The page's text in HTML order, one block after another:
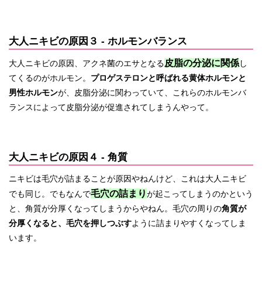
大人ニキビの原因３ - ホルモンバランス
大人ニキビの原因、アクネ菌のエサとなる皮脂の分泌に関係し
てくるのがホルモン。 プロゲステロンと呼ばれる黄体ホルモンと
男性ホルモンが、皮脂分泌に関わっていて、これらのホルモンバ
ランスによって皮脂分泌が促進されてしまうんやって。
大人ニキビの原因４ - 角質
ニキビは毛穴が詰まることが原因やねんけど、これは大人ニキビ
でも同じ。でもなんで毛穴の詰まりが起こってしまうのかという
と、角質が分厚くなってしまうからやねん。毛穴の周りの角質が
分厚くなると、毛穴を押しつぶすように詰まりやすくなってしま
います。